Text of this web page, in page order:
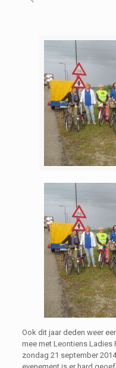
Ook dit jaar deden weer
mee met Leontiens Ladies
zondag 21 september